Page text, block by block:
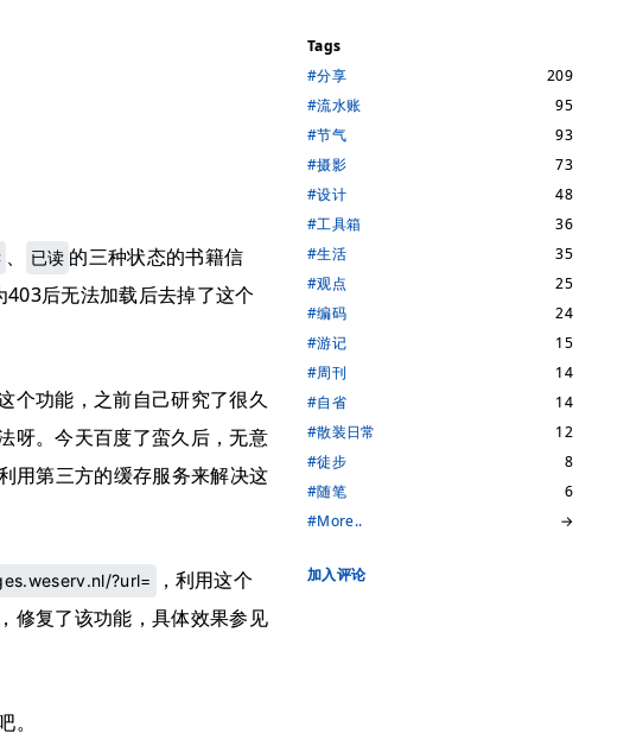
、 已读 的三种状态的书籍信
后无法加载后去掉了这个
个功能，之前自己研究了很久
呀。今天百度了蛮久后，无意
用第三方的缓存服务来解决这
?url=
，利用这个
修复了该功能，具体效果参见
Tags
#分享
209
#流水账
95
#节气
93
#摄影
73
#设计
48
#工具箱
36
#生活
35
#观点
25
#编码
24
#游记
15
#周刊
14
#自省
14
#散装日常
12
#徒步
8
#随笔
6
#More..
→
加入评论